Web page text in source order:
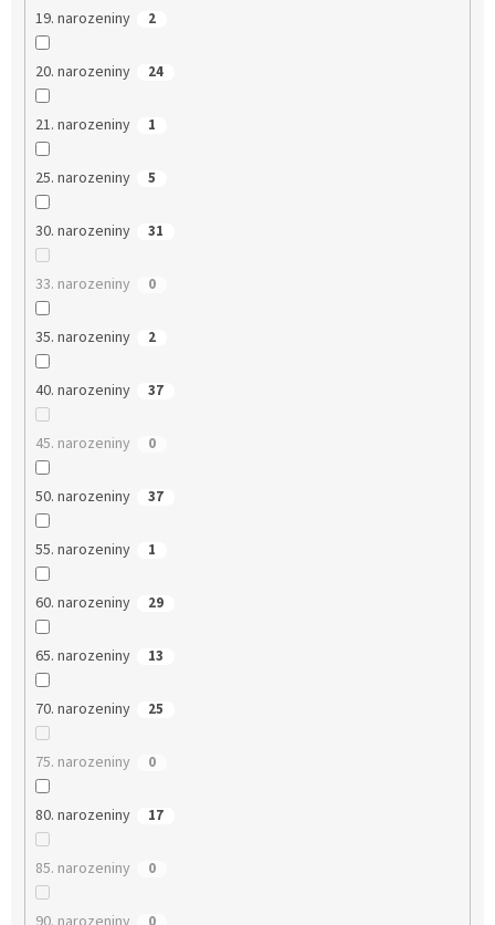
19. narozeniny 2
20. narozeniny 24
21. narozeniny 1
25. narozeniny 5
30. narozeniny 31
33. narozeniny 0
35. narozeniny 2
40. narozeniny 37
45. narozeniny 0
50. narozeniny 37
55. narozeniny 1
60. narozeniny 29
65. narozeniny 13
70. narozeniny 25
75. narozeniny 0
80. narozeniny 17
85. narozeniny 0